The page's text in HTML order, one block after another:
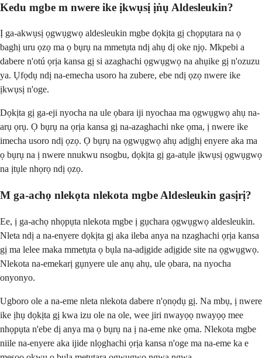
Kedu mgbe m nwere ike ịkwụsị ịṅụ Aldesleukin?
Ị ga-akwụsị ọgwụgwọ aldesleukin mgbe dọkịta gị chọpụtara na ọ
baghị uru ọzọ ma ọ bụrụ na mmetụta ndị ahụ dị oke njọ. Mkpebi a
dabere n'otú ọrịa kansa gị si azaghachi ọgwụgwọ na ahụike gị n'ozuzu
ya. Ụfọdụ ndị na-emecha usoro ha zubere, ebe ndị ọzọ nwere ike
ịkwụsị n'oge.
Dọkịta gị ga-eji nyocha na ule ọbara iji nyochaa ma ọgwụgwọ ahụ na-
arụ ọrụ. Ọ bụrụ na ọrịa kansa gị na-azaghachi nke ọma, ị nwere ike
imecha usoro ndị ọzọ. Ọ bụrụ na ọgwụgwọ ahụ adịghị enyere aka ma
ọ bụrụ na ị nwere nnukwu nsogbu, dọkịta gị ga-atụle ịkwụsị ọgwụgwọ
na ịtụle nhọrọ ndị ọzọ.
M ga-achọ nlekọta nlekota mgbe Aldesleukin gasịrị?
Ee, ị ga-achọ nhọpụta nlekota mgbe ị gụchara ọgwụgwọ aldesleukin.
Nleta ndị a na-enyere dọkịta gị aka ileba anya na nzaghachi ọrịa kansa
gị ma lelee maka mmetụta ọ bụla na-adịgide adịgide site na ọgwụgwọ.
Nlekota na-emekarị gụnyere ule anụ ahụ, ule ọbara, na nyocha
onyonyo.
Ugboro ole a na-eme nleta nlekota dabere n'ọnọdụ gị. Na mbụ, ị nwere
ike ịhụ dọkịta gị kwa izu ole na ole, wee jiri nwayọọ nwayọọ mee
nhọpụta n'ebe dị anya ma ọ bụrụ na ị na-eme nke ọma. Nlekota mgbe
niile na-enyere aka ijide nlọghachi ọrịa kansa n'oge ma na-eme ka e